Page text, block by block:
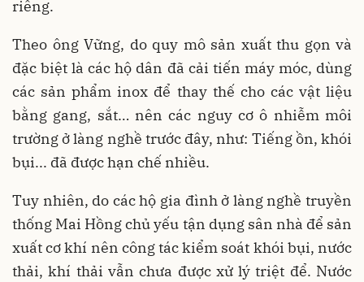
riêng.
Theo ông Vững, do quy mô sản xuất thu gọn và
đặc biệt là các hộ dân đã cải tiến máy móc, dùng
các sản phẩm inox để thay thế cho các vật liệu
bằng gang, sắt… nên các nguy cơ ô nhiễm môi
trường ở làng nghề trước đây, như: Tiếng ồn, khói
bụi... đã được hạn chế nhiều.
Tuy nhiên, do các hộ gia đình ở làng nghề truyền
thống Mai Hồng chủ yếu tận dụng sân nhà để sản
xuất cơ khí nên công tác kiểm soát khói bụi, nước
thải, khí thải vẫn chưa được xử lý triệt để. Nước